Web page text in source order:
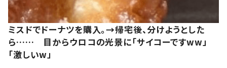
ミスドでドーナツを購入。→帰宅後、分けようとした
ら…… 目からウロコの光景に「サイコーですww」
「激しいw」